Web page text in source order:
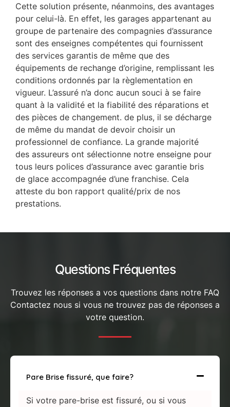
Cette solution présente, néanmoins, des avantages
pour celui-là. En effet, les garages appartenant au
groupe de partenaire des compagnies d’assurance
sont des enseignes compétentes qui fournissent
des services garantis de même que des
équipements de rechange d’origine, remplissant les
conditions ordonnés par la règlementation en
vigueur. L’assuré n’a donc aucun souci à se faire
quant à la validité et la fiabilité des réparations et
des pièces de changement. de plus, il se décharge
de même du mandat de devoir choisir un
professionnel de confiance. La grande majorité
des assureurs ont sélectionne notre enseigne pour
tous leurs polices d’assurance avec garantie bris
de glace accompagnée d’une franchise. Cela
atteste du bon rapport qualité/prix de nos
prestations.
Questions Fréquentes
Trouvez les réponses a vos questions dans notre FAQ
Contactez nous si vous ne trouvez pas de réponses a
votre question.
Pare Brise fissuré, que faire?
Si votre pare-brise est fissuré, ou si vous